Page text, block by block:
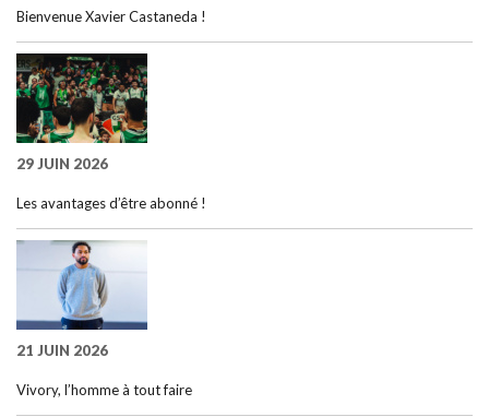
Bienvenue Xavier Castaneda !
29 JUIN 2026
Les avantages d’être abonné !
21 JUIN 2026
Vivory, l’homme à tout faire